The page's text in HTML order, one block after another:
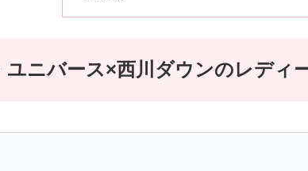
ユニバース×西川ダウンのレディ